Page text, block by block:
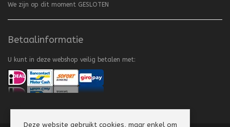
We zijn op dit moment GESLOTEN
Betaalinformatie
U kunt in deze webshop veilig betalen met:
Deze website gebruikt cookies, maar enkel om